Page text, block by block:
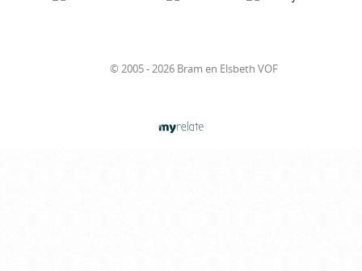
© 2005 - 2026 Bram en Elsbeth VOF